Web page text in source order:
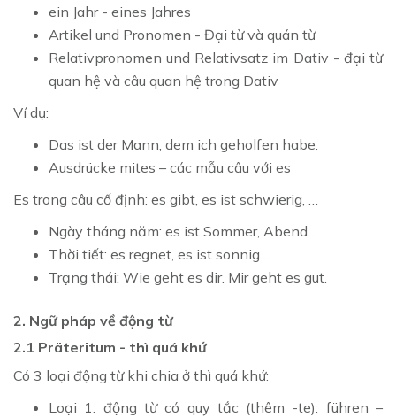
ein Jahr - eines Jahres
Artikel und Pronomen - Đại từ và quán từ
Relativpronomen und Relativsatz im Dativ - đại từ
quan hệ và câu quan hệ trong Dativ
Ví dụ:
Das ist der Mann, dem ich geholfen habe.
Ausdrücke mites – các mẫu câu với es
Es trong câu cố định: es gibt, es ist schwierig, …
Ngày tháng năm: es ist Sommer, Abend…
Thời tiết: es regnet, es ist sonnig…
Trạng thái: Wie geht es dir. Mir geht es gut.
2. Ngữ pháp về động từ
2.1 Präteritum - thì quá khứ
Có 3 loại động từ khi chia ở thì quá khứ:
Loại 1: động từ có quy tắc (thêm -te): führen –